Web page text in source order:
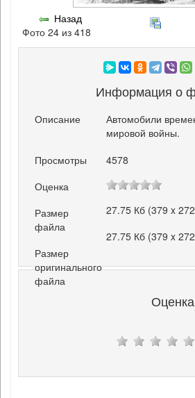
Назад
Фото 24 из 418
Информация о
Описание
Автомобили
мировой войны.
Просмотры
4578
Оценка
Размер
файла
27.75 Кб (379 x
Размер
оригинального
файла
27.75 Кб (379 x